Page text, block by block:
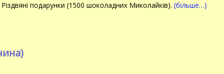
подарунки (1500 шоколадних Миколайків). (більше…)